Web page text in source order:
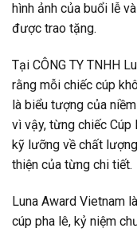
hình ảnh của buổi lễ
được trao tặng.
Tại CÔNG TY TNHH
rằng mỗi chiếc cúp
là biểu tượng của
vì vậy, từng chiếc
kỹ lưỡng về chất
thiện của từng chi tiết.
Luna Award Vietnam
cúp pha lê, kỷ niệm